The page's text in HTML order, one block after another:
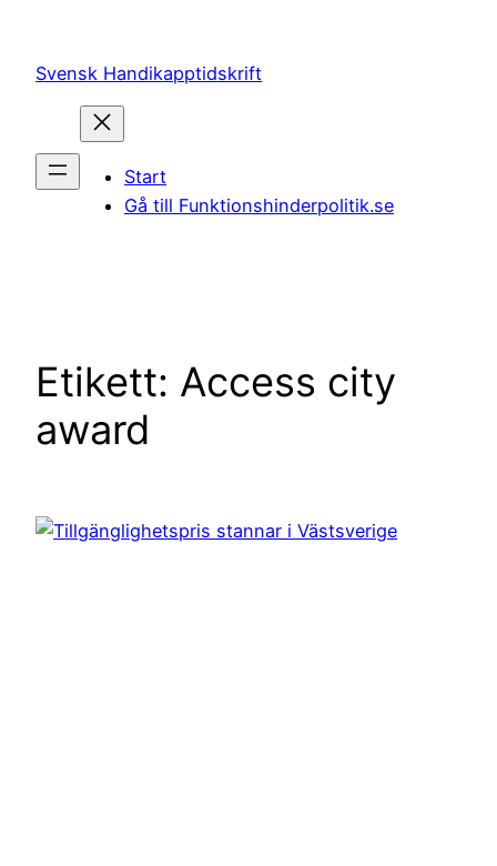
innehåll
Svensk Handikapptidskrift
Start
Gå till Funktionshinderpolitik.se
Etikett: Access city
award